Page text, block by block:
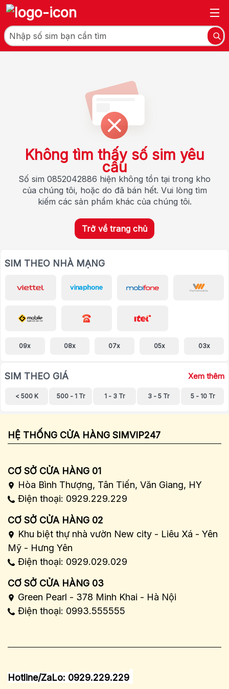
Không tìm thấy số sim yêu
cầu
Số sim 0852042886 hiện không tồn tại trong kho
của chúng tôi, hoặc do đã bán hết. Vui lòng tìm
kiếm các sản phẩm khác của chúng tôi.
Trở về trang chủ
SIM THEO NHÀ MẠNG
09x 08x 07x 05x 03x
SIM THEO GIÁ Xem thêm
< 500 K 500 - 1 Tr 1 - 3 Tr 3 - 5 Tr 5 - 10 Tr
HỆ THỐNG CỬA HÀNG SIMVIP247
CƠ SỞ CỬA HÀNG 01
Hòa Bình Thượng, Tân Tiến, Văn Giang, HY
Điện thoại: 0929.229.229
CƠ SỞ CỬA HÀNG 02
Khu biệt thự nhà vườn New city - Liêu Xá - Yên
Mỹ - Hưng Yên
Điện thoại: 0929.029.029
CƠ SỞ CỬA HÀNG 03
Green Pearl - 378 Minh Khai - Hà Nội
Điện thoại: 0993.555555
Hotline/ZaLo: 0929.229.229